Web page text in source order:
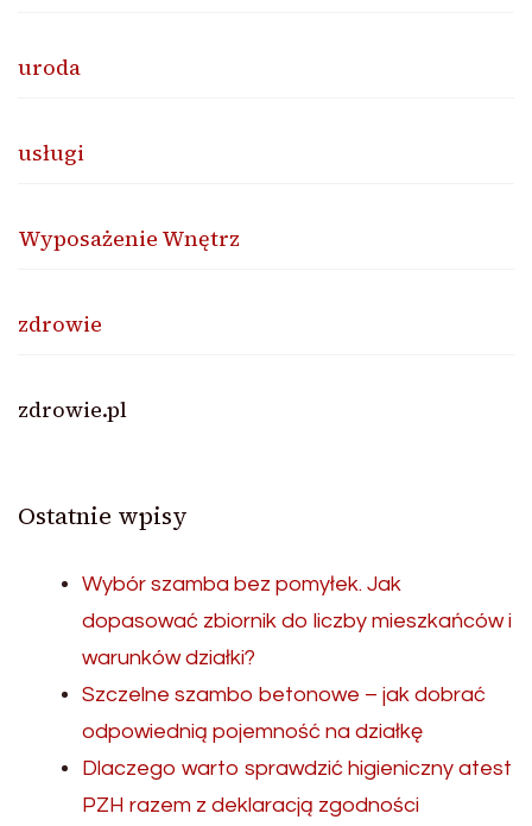
uroda
usługi
Wyposażenie Wnętrz
zdrowie
zdrowie.pl
Ostatnie wpisy
Wybór szamba bez pomyłek. Jak
dopasować zbiornik do liczby mieszkańców i
warunków działki?
Szczelne szambo betonowe – jak dobrać
odpowiednią pojemność na działkę
Dlaczego warto sprawdzić higieniczny atest
PZH razem z deklaracją zgodności